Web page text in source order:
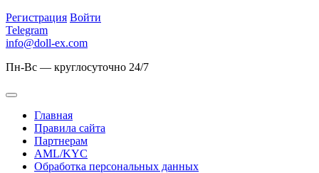
Регистрация Войти
Telegram
info@doll-ex.com
Пн-Вс — круглосуточно 24/7
Главная
Правила сайта
Партнерам
AML/KYC
Обработка персональных данных